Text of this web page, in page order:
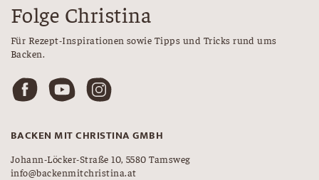
Folge Christina
Für Rezept-Inspirationen sowie Tipps und Tricks rund ums
Backen.
BACKEN MIT CHRISTINA GMBH
Johann-Löcker-Straße 10, 5580 Tamsweg
info@backenmitchristina.at